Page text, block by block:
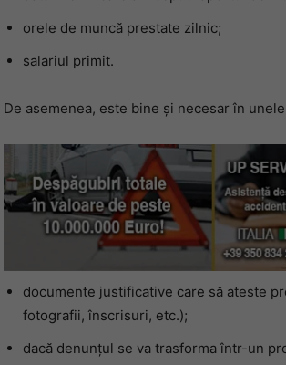
orele de muncă prestate zilnic;
salariul primit.
De asemenea, este bine și necesar în
documente justificative care să ateste
fotografii, înscrisuri, etc.);
dacă denunțul se va trasforma într-un